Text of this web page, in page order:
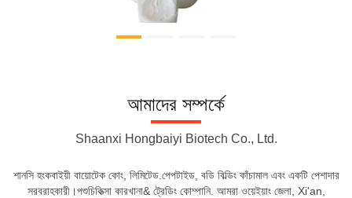
আমাদের সম্পর্কে
Shaanxi Hongbaiyi Biotech Co., Ltd.
শানসি হংকবাইয়ী বায়োটেক কোং, লিমিটেড.পেপটাইড, বডি বিল্ডিং কাঁচামাল এবং একটি পেশাদার
সরবরাহকারী।পশুচিকিত্সা কারখানা& ট্রেডিং কোম্পানি. আমরা ওয়েইয়াং জেলা, Xi'an,